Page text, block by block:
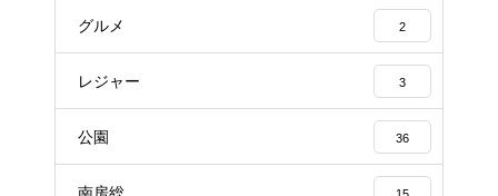
グルメ 2
レジャー 3
公園 36